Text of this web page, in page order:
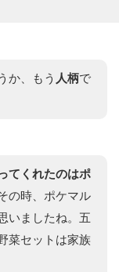
か、もう 人柄で
てくれたのはポ
の時、ポケマル
いましたね。五
菜セットは家族